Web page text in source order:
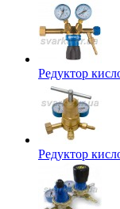
Редуктор
Редуктор